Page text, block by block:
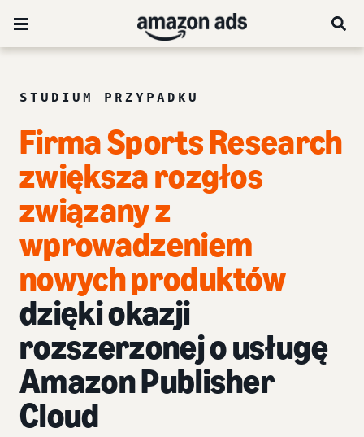
STUDIUM PRZYPADKU
Firma Sports Research
zwiększa rozgłos
związany z
wprowadzeniem
nowych produktów
dzięki okazji
rozszerzonej o usługę
Amazon Publisher
Cloud